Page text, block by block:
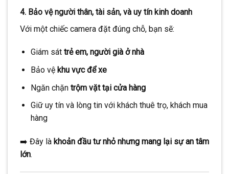
4. Bảo vệ người thân, tài sản, và uy tín kinh doanh
Với một chiếc camera đặt đúng chỗ, bạn sẽ:
Giám sát trẻ em, người già ở nhà
Bảo vệ khu vực để xe
Ngăn chặn trộm vặt tại cửa hàng
Giữ uy tín và lòng tin với khách thuê trọ, khách mua
hàng
➡️ Đây là khoản đầu tư nhỏ nhưng mang lại sự an tâm
lớn.